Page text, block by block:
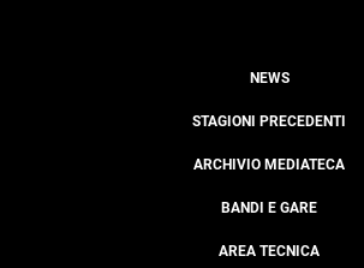
NEWS
STAGIONI PRECEDENTI
ARCHIVIO MEDIATECA
BANDI E GARE
AREA TECNICA